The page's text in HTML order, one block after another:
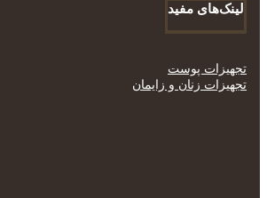
لینک‌های مفید
تجهیزات پوست
تجهیزات زنان و زایمان